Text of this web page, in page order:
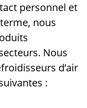
personnel et
nous
Nous
d’air
: